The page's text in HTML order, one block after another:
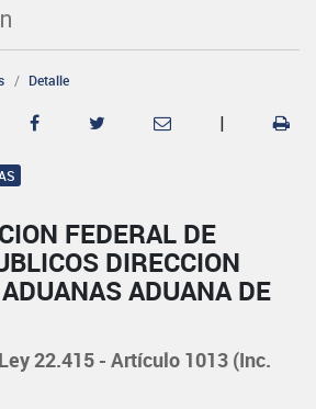
Detalle
|
FEDERAL DE
DIRECCION
ADUANA DE
22.415 - Artículo 1013 (Inc.